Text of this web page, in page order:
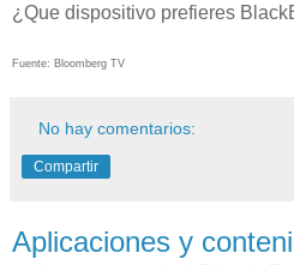
¿Que dispositivo prefieres
Fuente: Bloomberg TV
No hay comentarios:
Compartir
Aplicaciones y